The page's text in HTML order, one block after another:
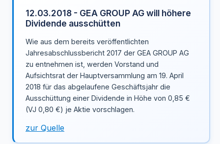
12.03.2018 - GEA GROUP AG will höhere
Dividende ausschütten
Wie aus dem bereits veröffentlichten
Jahresabschlussbericht 2017 der GEA GROUP AG
zu entnehmen ist, werden Vorstand und
Aufsichtsrat der Hauptversammlung am 19. April
2018 für das abgelaufene Geschäftsjahr die
Ausschüttung einer Dividende in Höhe von 0,85 €
(VJ 0,80 €) je Aktie vorschlagen.
zur Quelle